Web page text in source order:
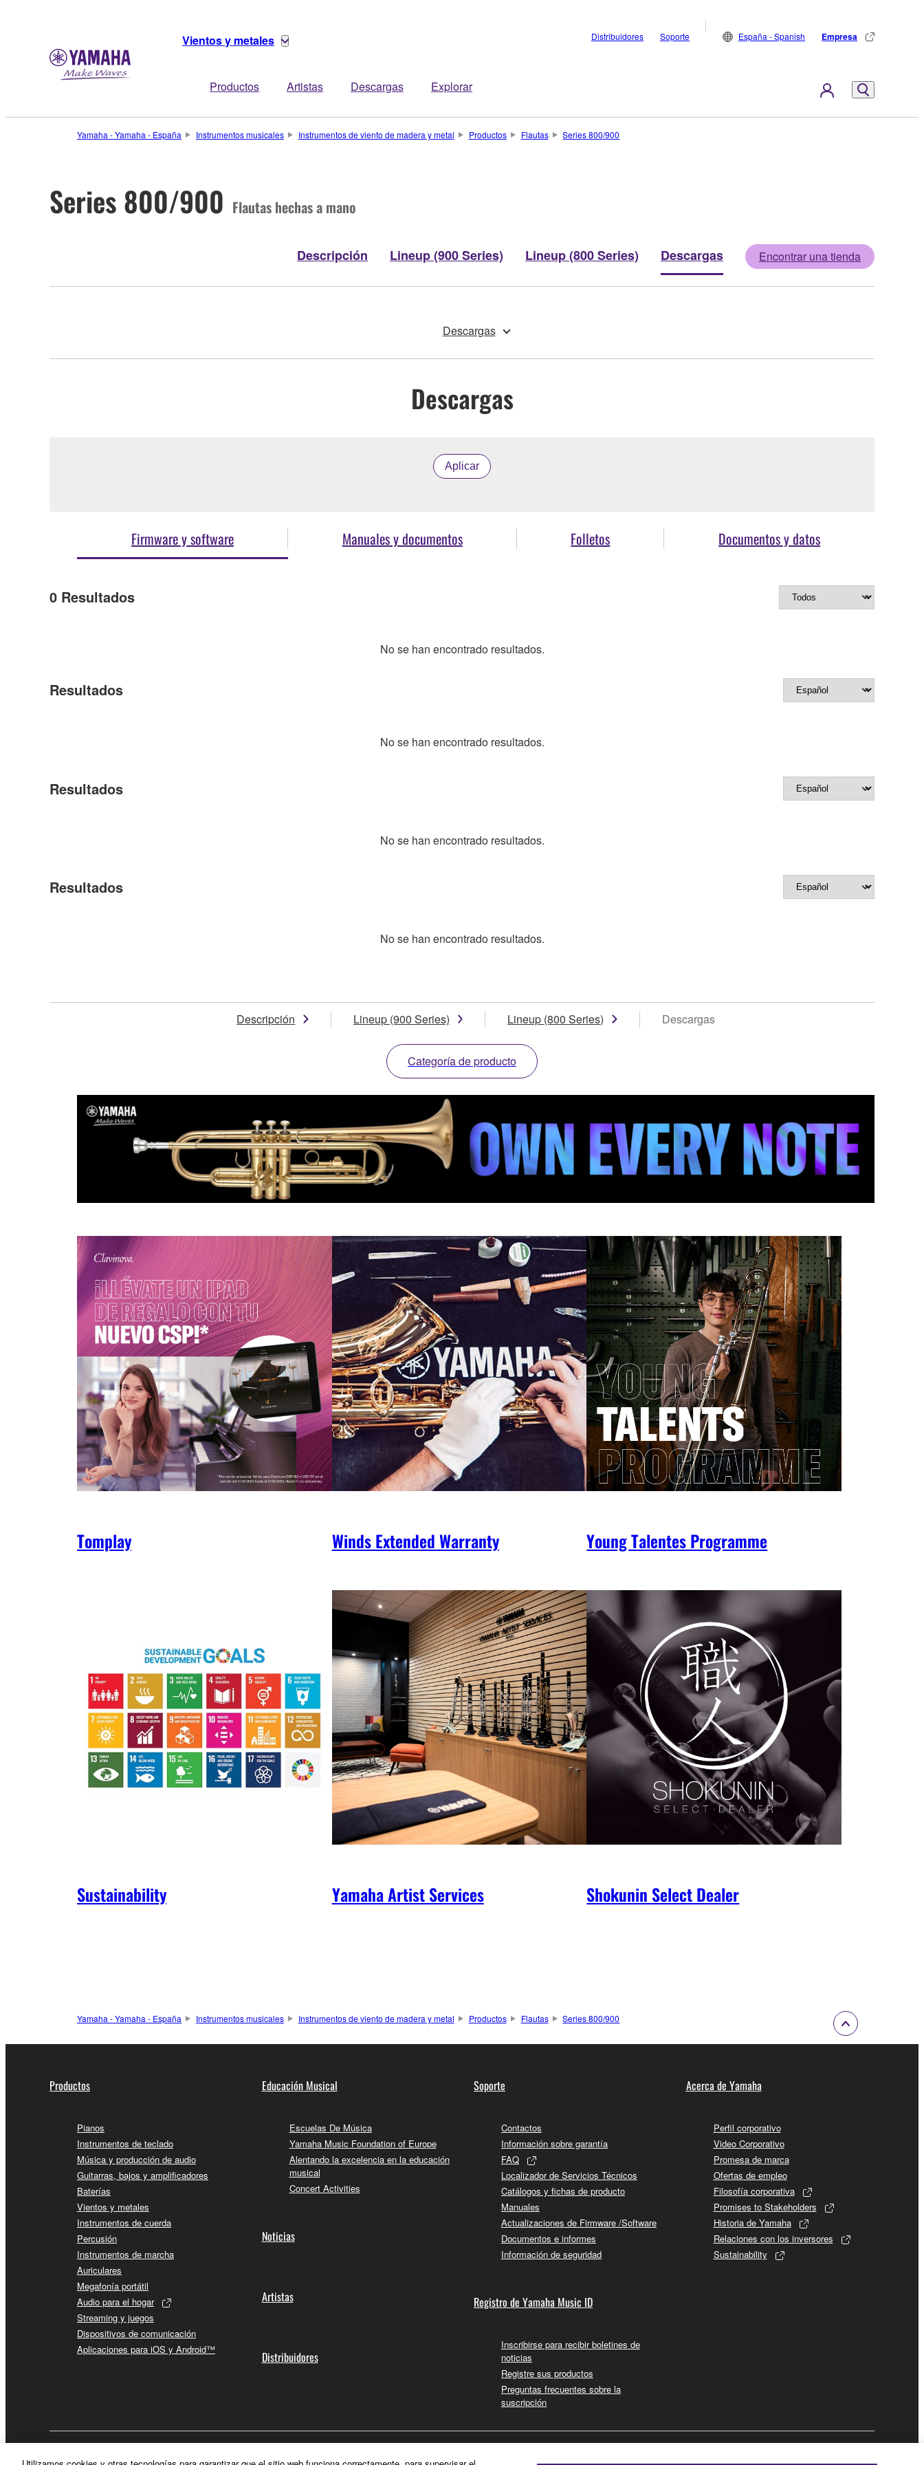
Vientos y metales
Productos Artistas Descargas Explorar
Distribuidores Soporte España - Spanish Empresa
Yamaha - Yamaha - España Instrumentos musicales Instrumentos de viento de madera y metal Productos Flautas Series 800/900
Series 800/900 Flautas hechas a mano
Descripción Lineup (900 Series) Lineup (800 Series) Descargas Encontrar una tienda
Descargas
Descargas
Aplicar
Firmware y software Manuales y documentos Folletos Documentos y datos
0 Resultados
No se han encontrado resultados.
Resultados
No se han encontrado resultados.
Resultados
No se han encontrado resultados.
Resultados
No se han encontrado resultados.
Descripción Lineup (900 Series) Lineup (800 Series) Descargas
Categoría de producto
Tomplay Winds Extended Warranty Young Talentes Programme
Sustainability Yamaha Artist Services Shokunin Select Dealer
Yamaha - Yamaha - España Instrumentos musicales Instrumentos de viento de madera y metal Productos Flautas Series 800/900
Productos
Pianos
Instrumentos de teclado
Música y producción de audio
Guitarras, bajos y amplificadores
Baterías
Vientos y metales
Instrumentos de cuerda
Percusión
Instrumentos de marcha
Auriculares
Megafonía portátil
Audio para el hogar
Streaming y juegos
Dispositivos de comunicación
Aplicaciones para iOS y Android™
Educación Musical
Escuelas De Música
Yamaha Music Foundation of Europe
Alentando la excelencia en la educación
musical
Concert Activities
Noticias
Artistas
Distribuidores
Soporte
Contactos
Información sobre garantía
FAQ
Localizador de Servicios Técnicos
Catálogos y fichas de producto
Manuales
Actualizaciones de Firmware /Software
Documentos e informes
Información de seguridad
Registro de Yamaha Music ID
Inscribirse para recibir boletines de
noticias
Registre sus productos
Preguntas frecuentes sobre la
suscripción
Acerca de Yamaha
Perfil corporativo
Video Corporativo
Promesa de marca
Ofertas de empleo
Filosofía corporativa
Promises to Stakeholders
Historia de Yamaha
Relaciones con los inversores
Sustainability